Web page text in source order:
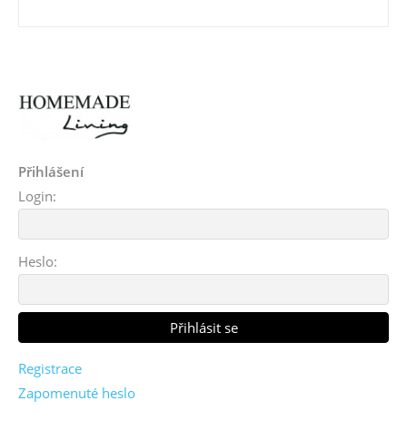
Přihlášení
Login:
Heslo:
Registrace
Zapomenuté heslo